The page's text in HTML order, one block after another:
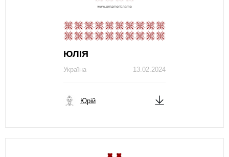
ЮЛІЯ
13.02.2024
Україна
Юрій